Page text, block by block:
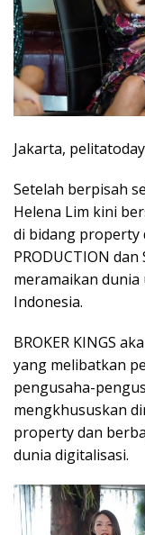
Jakarta,
Setelah berpisah
Helena Lim kini
di bidang property
PRODUCTION
meramaikan
Indonesia.
BROKER KINGS
yang melibatkan
pengusaha-
mengkhususkan
property dan
dunia digitalisasi.